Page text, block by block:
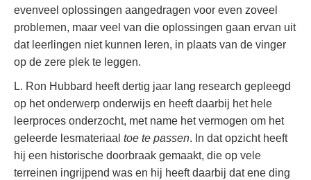
evenveel oplossingen aangedragen voor even zoveel
problemen, maar veel van die oplossingen gaan ervan uit
dat leerlingen niet kunnen leren, in plaats van de vinger
op de zere plek te leggen.
L. Ron Hubbard heeft dertig jaar lang research gepleegd
op het onderwerp onderwijs en heeft daarbij het hele
leerproces onderzocht, met name het vermogen om het
geleerde lesmateriaal toe te passen. In dat opzicht heeft
hij een historische doorbraak gemaakt, die op vele
terreinen ingrijpend was en hij heeft daarbij dat ene ding